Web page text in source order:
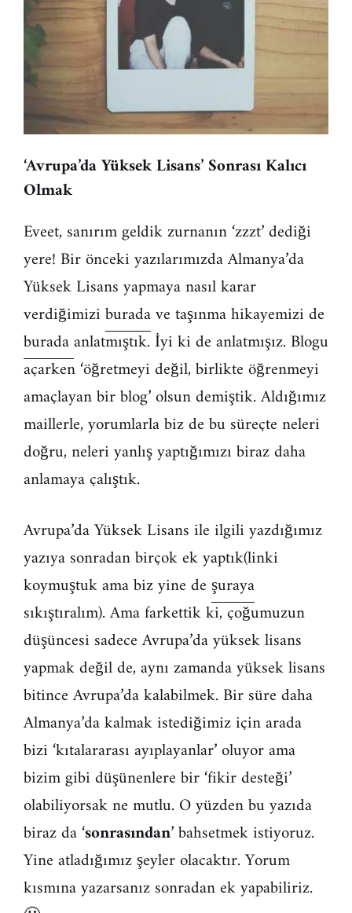
‘Avrupa’da Yüksek Lisans’ Sonrası Kalıcı
Olmak
Eveet, sanırım geldik zurnanın ‘zzzt’ dediği
yere! Bir önceki yazılarımızda Almanya’da
Yüksek Lisans yapmaya nasıl karar
verdiğimiziburadave taşınma hikayemizi de
buradaanlatmıştık. İyi ki de anlatmışız. Blogu
açarken ‘öğretmeyi değil, birlikte öğrenmeyi
amaçlayan bir blog’ olsun demiştik. Aldığımız
maillerle, yorumlarla biz de bu süreçte neleri
doğru, neleri yanlış yaptığımızı biraz daha
anlamaya çalıştık.
Avrupa’da Yüksek Lisans ile ilgili yazdığımız
yazıya sonradan birçok ek yaptık(linki
koymuştuk ama biz yine deşuraya
sıkıştıralım). Ama farkettik ki, çoğumuzun
düşüncesi sadece Avrupa’da yüksek lisans
yapmak değil de, aynı zamanda yüksek lisans
bitince Avrupa’da kalabilmek. Bir süre daha
Almanya’da kalmak istediğimiz için arada
bizi ‘kıtalararası ayıplayanlar’ oluyor ama
bizim gibi düşünenlere bir ‘fikir desteği’
olabiliyorsak ne mutlu. O yüzden bu yazıda
biraz da ‘sonrasından’ bahsetmek istiyoruz.
Yine atladığımız şeyler olacaktır. Yorum
kısmına yazarsanız sonradan ek yapabiliriz.